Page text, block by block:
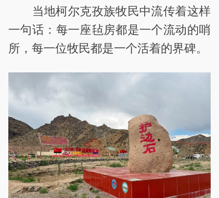
当地柯尔克孜族牧民中流传着这样
一句话：每一座毡房都是一个流动的哨
所，每一位牧民都是一个活着的界碑。